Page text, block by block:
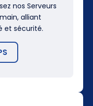
nos Serveurs
alliant
et sécurité.